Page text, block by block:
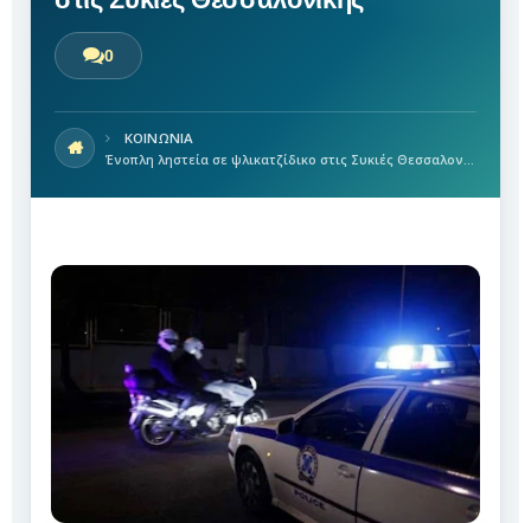
0
ΚΟΙΝΩΝΙΑ
Ένοπλη ληστεία σε ψλικατζίδικο στις Συκιές Θεσσαλονίκης